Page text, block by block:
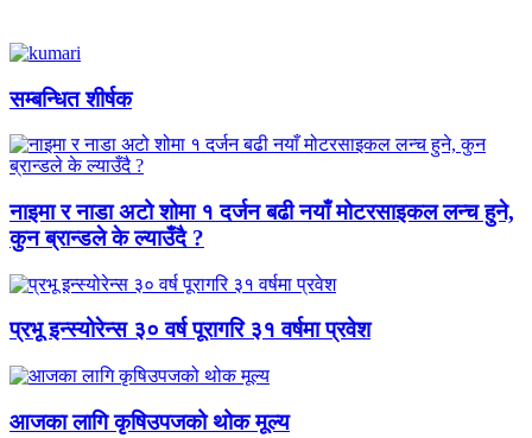
सम्बन्धित शीर्षक
नाइमा र नाडा अटो शोमा १ दर्जन बढी नयाँ मोटरसाइकल लन्च हुने,
कुन ब्रान्डले के ल्याउँदै ?
प्रभू इन्स्योरेन्स ३० वर्ष पूरागरि ३१ वर्षमा प्रवेश
आजका लागि कृषिउपजको थोक मूल्य